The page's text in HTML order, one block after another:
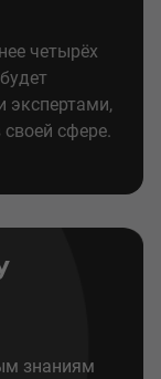
четырёх
экспертами,
сфере.
знаниям